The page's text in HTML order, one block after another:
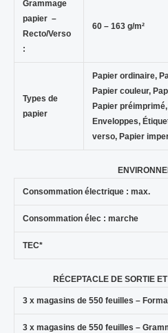
Grammage
papier –
Recto/Verso
:
60 – 163 g/m²
Types de
papier
Papier ordinaire,
Papier couleur,
Papier
Enveloppes,
verso, Papier
Consommation électrique : max.
Consommation élec : marche
TEC*
RÉCEPTACLE DE SORTIE
3 x magasins de 550 feuilles –
3 x magasins de 550 feuilles –